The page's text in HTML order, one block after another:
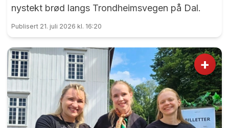
nystekt brød langs Trondheimsvegen på Dal.
Publisert 21. juli 2026 kl. 16:20
+